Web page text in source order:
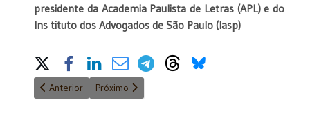
presidente da Academia Paulista de Letras (APL) e do
Ins tituto dos Advogados de São Paulo (Iasp)
Share on Social Media
Artigo anterior: O adeus a 2023 e o que espero para 2024
Anterior Próximo artigo: Brasil, o país do populismo
Próximo